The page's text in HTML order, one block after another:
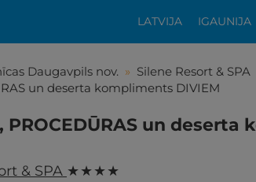
LATVIJA IGAUNIJA
Daugavpils nov. » Silene Resort & SPA
un deserta kompliments DIVIEM
PROCEDŪRAS un deserta
& SPA ★ ★ ★ ★